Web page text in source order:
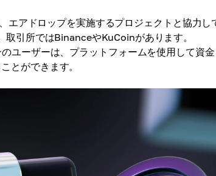
エアドロップを実施するプロジェクトと協力し
引所ではBinanceやKuCoinがあります。
ユーザーは、プラットフォームを使用して資金
とができます。